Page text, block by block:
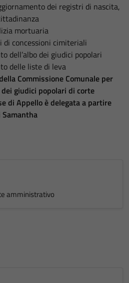
dei registri di nascita,
mortuaria
concessioni cimiteriali
dell’albo dei giudici popolari
delle liste di leva
Commissione Comunale per
giudici popolari di corte
di Appello è delegata a partire
amministrativo